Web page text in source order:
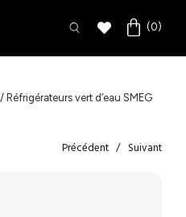
/ Réfrigérateurs vert d’eau SMEG
Précédent Suivant